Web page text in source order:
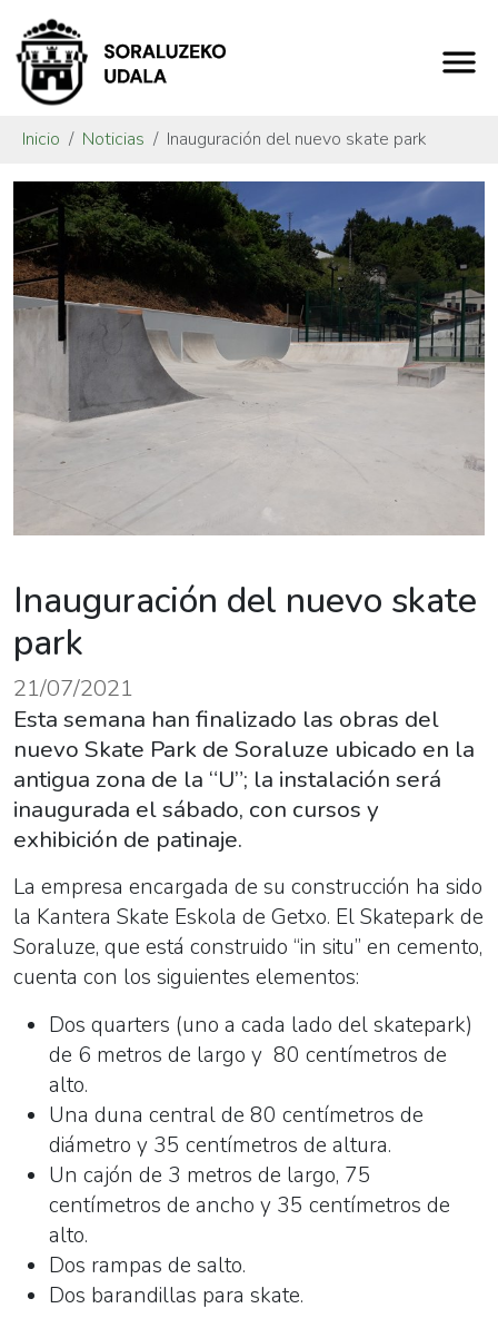
Inicio Noticias Inauguración del nuevo skate park
Inauguración del nuevo skate
park
21/07/2021
Esta semana han finalizado las obras del
nuevo Skate Park de Soraluze ubicado en la
antigua zona de la “U”; la instalación será
inaugurada el sábado, con cursos y
exhibición de patinaje.
La empresa encargada de su construcción ha sido
la Kantera Skate Eskola de Getxo. El Skatepark de
Soraluze, que está construido “in situ” en cemento,
cuenta con los siguientes elementos:
Dos quarters (uno a cada lado del skatepark)
de 6 metros de largo y 80 centímetros de
alto.
Una duna central de 80 centímetros de
diámetro y 35 centímetros de altura.
Un cajón de 3 metros de largo, 75
centímetros de ancho y 35 centímetros de
alto.
Dos rampas de salto.
Dos barandillas para skate.